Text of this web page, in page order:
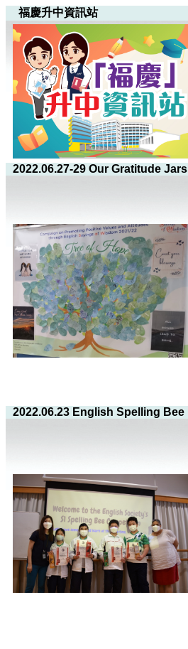
福慶升中資訊站
2022.06.27-29 Our Gratitude Jars
2022.06.23 English Spelling Bee